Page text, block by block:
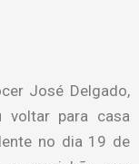
José Delgado,
voltar para casa
no dia 19 de